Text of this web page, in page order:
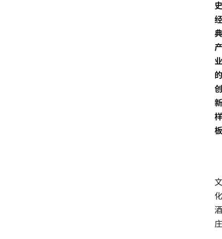
史
经
典
产
业
的
创
新
样
板
文
化
酒
庄